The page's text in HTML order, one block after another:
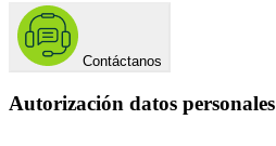
Contáctanos
Autorización datos personales